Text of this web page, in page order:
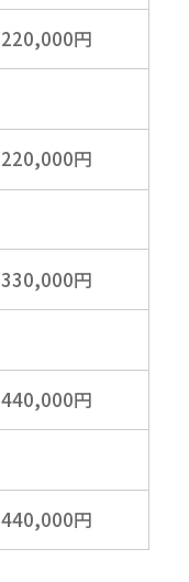
220,000円
220,000円
330,000円
440,000円
440,000円